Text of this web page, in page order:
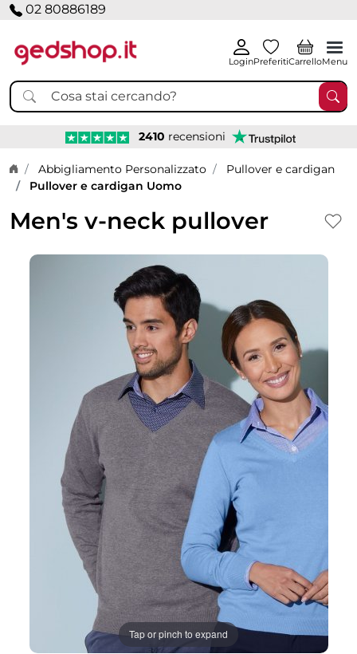
02 80886189
LoginPreferitiCarrelloMenu
2410 recensioni
Home page
Abbigliamento Personalizzato
Pullover e cardigan
Pullover e cardigan Uomo
Men's v-neck pullover
Tap or pinch to expand